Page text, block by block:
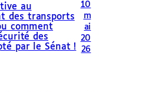
au
des transports
comment
des
par le Sénat !
10
m
ai
20
26